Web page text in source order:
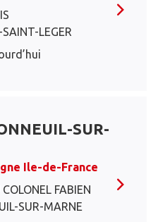
LEGER
SUR-
Ile-de-France
FABIEN
SUR-MARNE